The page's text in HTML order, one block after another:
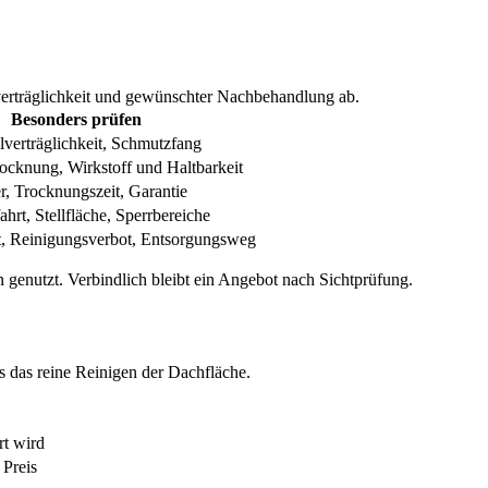
und gewünschter Nachbehandlung ab.
Besonders prüfen
Schmutzfang
Wirkstoff und Haltbarkeit
Trocknungszeit, Garantie
Stellfläche, Sperrbereiche
Reinigungsverbot, Entsorgungsweg
Verbindlich bleibt ein Angebot nach Sichtprüfung.
das reine Reinigen der Dachfläche.
wird